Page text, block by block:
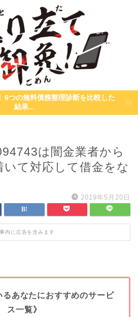
6つの無料債務整理診断を比較した
結果...
は闇金業者から
いて対応して借金をな
2019年5月20日
内に広告を含みます
るあなたにおすすめのサービ
ス一覧》